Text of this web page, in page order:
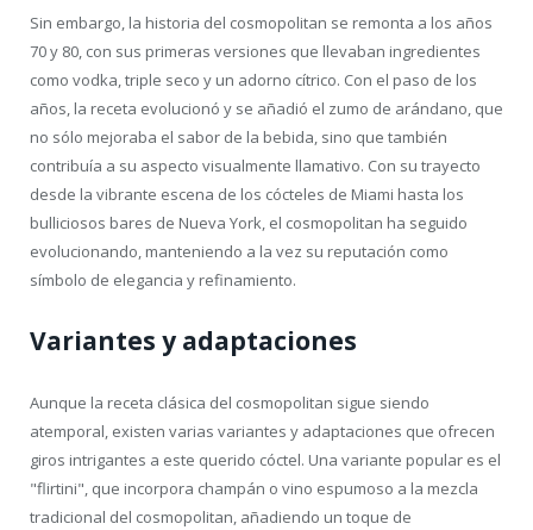
Sin embargo, la historia del cosmopolitan se remonta a los años
70 y 80, con sus primeras versiones que llevaban ingredientes
como vodka, triple seco y un adorno cítrico. Con el paso de los
años, la receta evolucionó y se añadió el zumo de arándano, que
no sólo mejoraba el sabor de la bebida, sino que también
contribuía a su aspecto visualmente llamativo. Con su trayecto
desde la vibrante escena de los cócteles de Miami hasta los
bulliciosos bares de Nueva York, el cosmopolitan ha seguido
evolucionando, manteniendo a la vez su reputación como
símbolo de elegancia y refinamiento.
Variantes y adaptaciones
Aunque la receta clásica del cosmopolitan sigue siendo
atemporal, existen varias variantes y adaptaciones que ofrecen
giros intrigantes a este querido cóctel. Una variante popular es el
"flirtini", que incorpora champán o vino espumoso a la mezcla
tradicional del cosmopolitan, añadiendo un toque de